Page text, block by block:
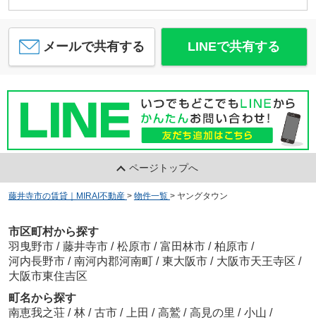
メールで共有する LINEで共有する
ページトップへ
藤井寺市の賃貸｜MIRAI不動産 > 物件一覧 > ヤングタウン
市区町村から探す
羽曳野市 / 藤井寺市 / 松原市 / 富田林市 / 柏原市 /
河内長野市 / 南河内郡河南町 / 東大阪市 / 大阪市天王寺区 /
大阪市東住吉区
町名から探す
南恵我之荘 / 林 / 古市 / 上田 / 高鷲 / 高見の里 / 小山 /